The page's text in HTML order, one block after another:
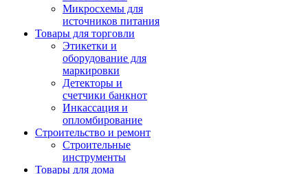
Микросхемы для
источников питания
Товары для торговли
Этикетки и
оборудование для
маркировки
Детекторы и
счетчики банкнот
Инкассация и
опломбирование
Строительство и ремонт
Строительные
инструменты
Товары для дома